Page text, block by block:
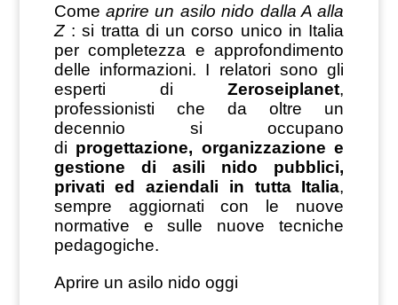
Comeaprire un asilo nido dalla A alla
Z: si tratta di un corso unico in Italia
per completezza e approfondimento
delle informazioni. I relatori sono gli
esperti diZeroseiplanet,
professionisti che da oltre un
decennio si occupano
di progettazione, organizzazione e
gestione di asili nido pubblici,
privati ed aziendali in tutta Italia,
sempre aggiornati con le nuove
normative e sulle nuove tecniche
pedagogiche.
Aprire un asilo nido oggi